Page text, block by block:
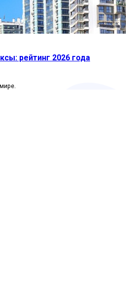
рейтинг 2026 года